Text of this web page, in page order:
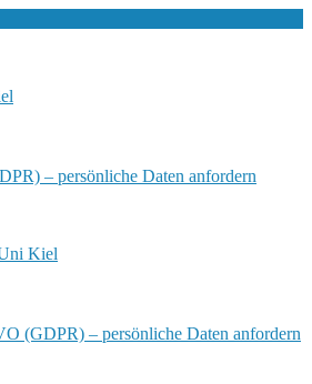
– persönliche Daten anfordern
Kiel
(GDPR) – persönliche Daten anfordern